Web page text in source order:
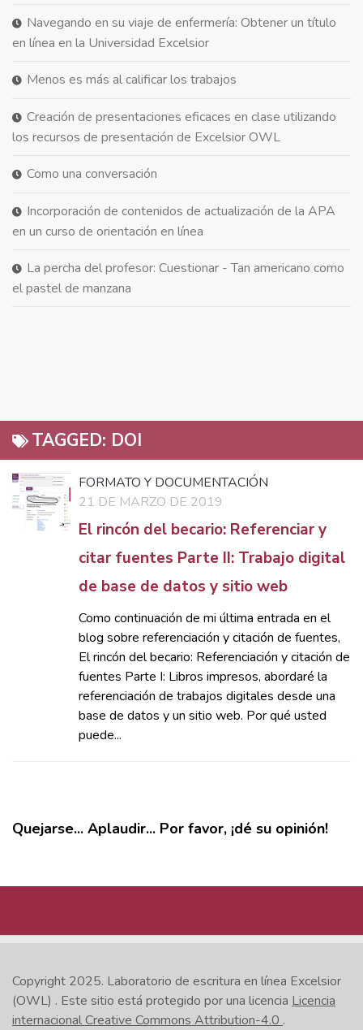
TAGGED: DOI
FORMATO Y DOCUMENTACIÓN
21 DE MARZO DE 2019
El rincón del becario: Referenciar y
citar fuentes Parte II: Trabajo digital
de base de datos y sitio web
Como continuación de mi última entrada en el
blog sobre referenciación y citación de fuentes,
El rincón del becario: Referenciación y citación de
fuentes Parte I: Libros impresos, abordaré la
referenciación de trabajos digitales desde una
base de datos y un sitio web. Por qué usted
puede...
Quejarse... Aplaudir... Por favor, ¡dé su opinión!
Navegando en su viaje de enfermería: Obtener un título
en línea en la Universidad Excelsior
Menos es más al calificar los trabajos
Creación de presentaciones eficaces en clase utilizando
los recursos de presentación de Excelsior OWL
Como una conversación
Incorporación de contenidos de actualización de la APA
en un curso de orientación en línea
La percha del profesor: Cuestionar - Tan americano como
el pastel de manzana
Copyright 2025. Laboratorio de escritura en línea Excelsior
(OWL) . Este sitio está protegido por una licencia Licencia
internacional Creative Commons Attribution-4.0 .